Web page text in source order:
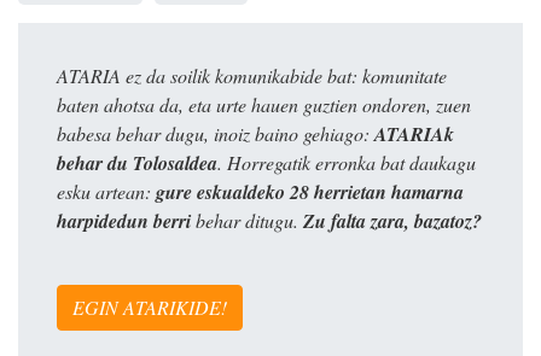
ATARIA ez da soilik komunikabide bat: komunitate
baten ahotsa da, eta urte hauen guztien ondoren, zuen
babesa behar dugu, inoiz baino gehiago: ATARIAk
behar du Tolosaldea. Horregatik erronka bat daukagu
esku artean: gure eskualdeko 28 herrietan hamarna
harpidedun berribehar ditugu. Zu falta zara, bazatoz?
EGIN ATARIKIDE!